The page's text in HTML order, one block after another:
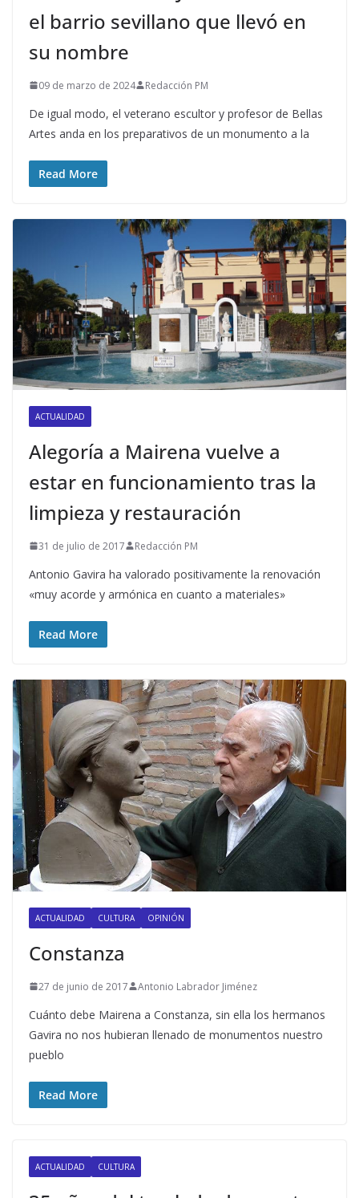
el barrio sevillano que llevó en
su nombre
09 de marzo de 2024 Redacción PM
De igual modo, el veterano escultor y profesor de Bellas
Artes anda en los preparativos de un monumento a la
Read More
ACTUALIDAD
Alegoría a Mairena vuelve a
estar en funcionamiento tras la
limpieza y restauración
31 de julio de 2017 Redacción PM
Antonio Gavira ha valorado positivamente la renovación
«muy acorde y armónica en cuanto a materiales»
Read More
ACTUALIDAD CULTURA OPINIÓN
Constanza
27 de junio de 2017 Antonio Labrador Jiménez
Cuánto debe Mairena a Constanza, sin ella los hermanos
Gavira no nos hubieran llenado de monumentos nuestro
pueblo
Read More
ACTUALIDAD CULTURA